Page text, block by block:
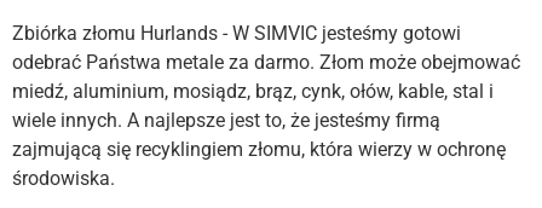
Zbiórka złomu Hurlands - W SIMVIC jesteśmy gotowi
odebrać Państwa metale za darmo. Złom może obejmować
miedź, aluminium, mosiądz, brąz, cynk, ołów, kable, stal i
wiele innych. A najlepsze jest to, że jesteśmy firmą
zajmującą się recyklingiem złomu, która wierzy w ochronę
środowiska.